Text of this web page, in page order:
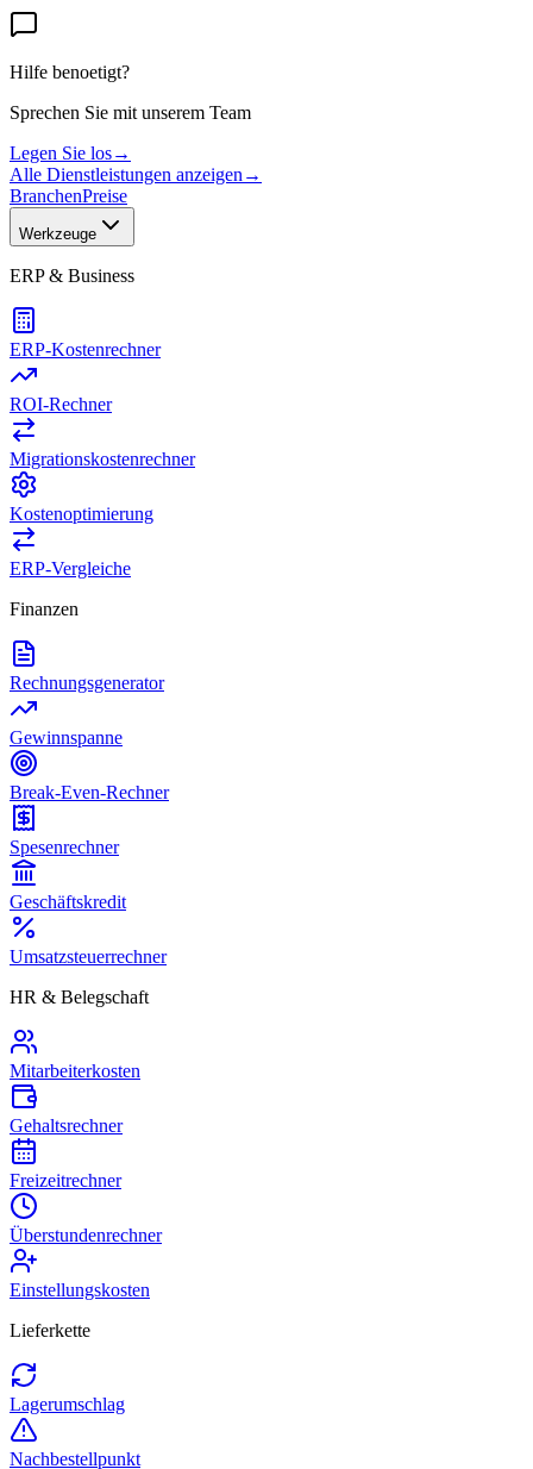
Hilfe benoetigt?
Sprechen Sie mit unserem Team
Legen Sie los→
Alle Dienstleistungen anzeigen →
BranchenPreise
Werkzeuge
ERP & Business
ERP-Kostenrechner
ROI-Rechner
Migrationskostenrechner
Kostenoptimierung
ERP-Vergleiche
Finanzen
Rechnungsgenerator
Gewinnspanne
Break-Even-Rechner
Spesenrechner
Geschäftskredit
Umsatzsteuerrechner
HR & Belegschaft
Mitarbeiterkosten
Gehaltsrechner
Freizeitrechner
Überstundenrechner
Einstellungskosten
Lieferkette
Lagerumschlag
Nachbestellpunkt